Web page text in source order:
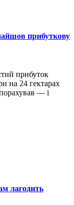
прибуткову
прибуток
на 24 гектарах
— і
лагодить